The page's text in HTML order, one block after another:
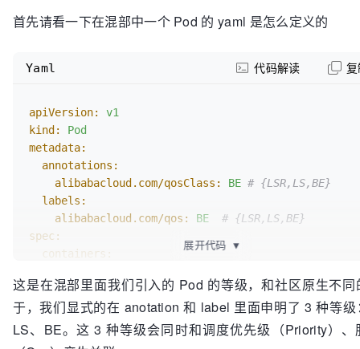
首先请看一下在混部中一个 Pod 的 yaml 是怎么定义的
apiVersion:
v1
kind:
Pod
metadata:
annotations:
alibabacloud.com/qosClass:
BE # {LSR,LS,BE}
labels:
alibabacloud.com/qos:
BE
# {LSR,LS,BE}
spec:
containers:
limits:
alibabacloud.com/reclaimed-cpu:
1000
# 单位
milli core，1000表示1Core
2048
Yaml 代码解读 复
展开代码 ▼
这是在混部里面我们引入的 Pod 的等级，和社区原生不同
于，我们显式的在 anotation 和 label 里面申明了 3 种等
LS、BE。这 3 种等级会同时和调度优先级（Priority）、